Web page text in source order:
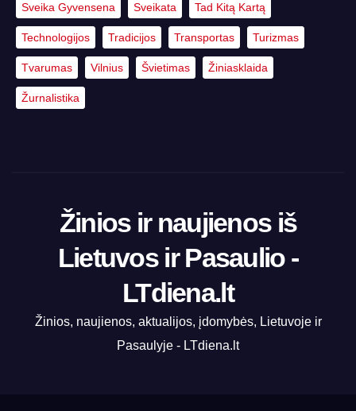
Sveika Gyvensena Sveikata Tad Kitą Kartą
Technologijos Tradicijos Transportas Turizmas
Tvarumas Vilnius Švietimas Žiniasklaida
Žurnalistika
Žinios ir naujienos iš
Lietuvos ir Pasaulio -
LTdiena.lt
Žinios, naujienos, aktualijos, įdomybės, Lietuvoje ir
Pasaulyje - LTdiena.lt